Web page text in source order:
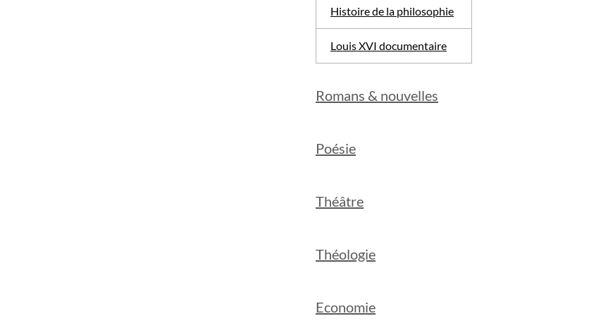
Histoire de la philosophie
Louis XVI documentaire
Romans & nouvelles
Poésie
Théâtre
Théologie
Economie